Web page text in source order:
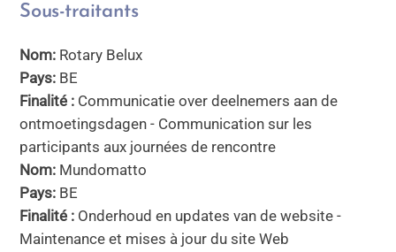
Sous-traitants
Nom: Rotary Belux
Pays: BE
Finalité : Communicatie over deelnemers aan de
ontmoetingsdagen - Communication sur les
participants aux journées de rencontre
Nom: Mundomatto
Pays: BE
Finalité : Onderhoud en updates van de website -
Maintenance et mises à jour du site Web